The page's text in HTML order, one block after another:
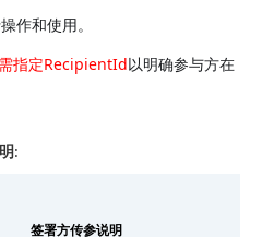
作和使用。
指定RecipientId以明确参与方在
:
签署方传参说明